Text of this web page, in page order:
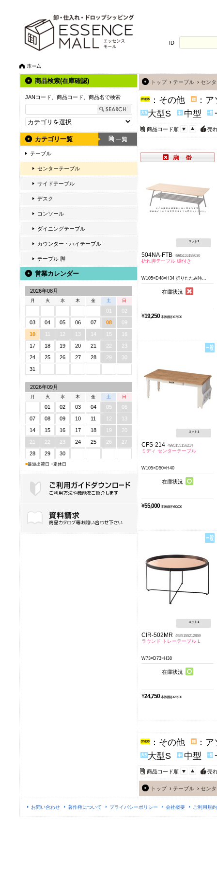
ID
商品検索(在庫確認)
JANコード、商品コード、商品名で検索
カテゴリ一覧
テーブル
センターテーブル
サイドテーブル
デスク
コンソール
ダイニングテーブル
カウンター・ハイテーブル
テーブル 脚
営業カレンダー
2026年08月
月 火 水 木 金 土 日
01
02
03
04 05 06 07 08
09
10
11 12 13 14 15
16
17
18 19 20 21 22
23
24
25 26 27 28 29
30
31
2026年09月
月 火 水 木 金 土 日
01 02 03 04 05
06
07
08 09 10 11 12
13
14
15 16 17 18 19
20
21
22 23 24 25 26
27
28
29 30
■最短出荷日 ■定休日
トップ› テーブル › セン
：その他
：
大型S
中型
商品コード順 売
ロット:2
504NA-FTB 4985155198030
折れ脚テーブル 棚付き
W105×D48×H34 折りたたみ時...
在庫状況
¥19,250 本体価格 ¥17,500
ロット:1
CFS-214 4985155156214
ミディ センターテーブル
W105×D50×H40
在庫状況
¥55,000 本体価格 ¥50,000
ロット:1
CIR-502MR 4985155212859
ラウンド トレーテーブル L
W73×D73×H38
在庫状況
¥24,750 本体価格 ¥22,500
：その他
：
大型S
中型
商品コード順 売
トップ› テーブル › セン
お問い合わせ 著作権について プライバシーポリシー 会社概要 ご利用規約